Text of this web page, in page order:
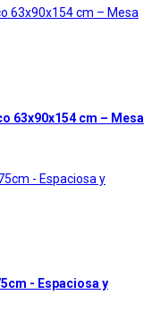
63x90x154 cm – Mesa
- Espaciosa y